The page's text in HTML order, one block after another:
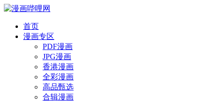
首页
漫画专区
PDF漫画
JPG漫画
香港漫画
全彩漫画
高品甄选
合辑漫画